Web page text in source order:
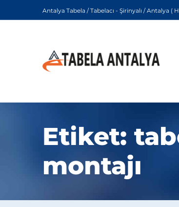
Antalya Tabela / Tabelacı - Şirinyalı / Antalya (
Etiket:
montajı